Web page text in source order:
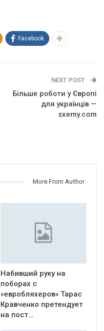
Facebook
NEXT POST
Більше роботи у Європі
для українців —
sxemy.com
More From Author
Набивший руку на
поборах с
«евробляхеров» Тарас
Кравченко претендует
на пост…